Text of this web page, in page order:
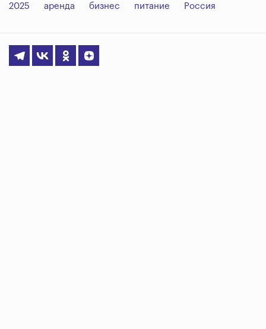
2025 аренда бизнес питание Россия